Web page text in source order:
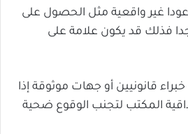
غير واقعية مثل الحصول على
فذلك قد يكون علامة على
قانونيين أو جهات موثوقة إذا
المكتب لتجنب الوقوع ضحية